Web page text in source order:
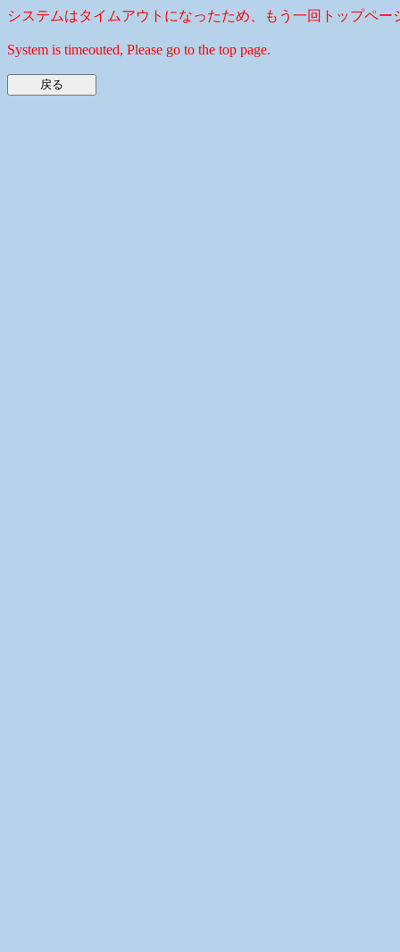
システムはタイムアウトになったため、もう一回トップペー
System is timeouted, Please go to the top page.